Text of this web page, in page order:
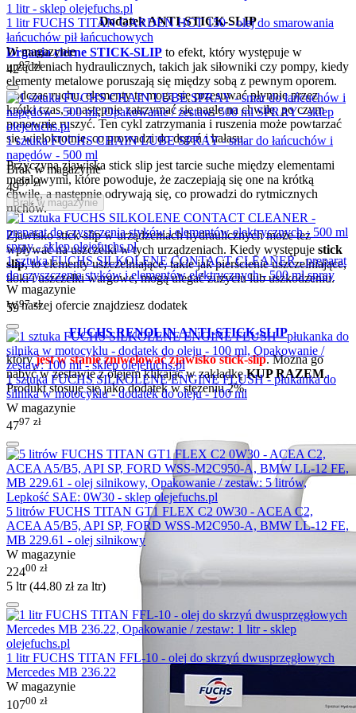
Dodatek ANTI-STICK-SLIP
Drgania cierne STICK-SLIP to efekt, który występuje w
urządzeniach hydraulicznych, takich jak siłowniki czy pompy, kiedy
elementy metalowe poruszają się między sobą z pewnym oporem.
Podczas ruchu, elementy te mogą się przesuwać płynnie przez
krótki czas, a następnie zatrzymać się nagle na chwilę, po czym
ponownie ruszyć. Ten cykl zatrzymania i ruszenia może powtarzać
się wielokrotnie, co prowadzi do drgań i hałasu.
Przyczyną zjawiska stick slip jest tarcie suche między elementami
metalowymi, które powoduje, że zaczepiają się one na krótką
chwilę, a następnie odrywają się, co prowadzi do rytmicznych
ruchów.
Zjawisko stick-slip w urządzeniach hydraulicznych może też
wpływać na uszczelki w tych urządzeniach. Kiedy występuje stick
slip, to elementy uszczelniające, takie jak pierścienie uszczelniające,
tłoki i uszczelki wargowe, mogą ulegać zużyciu lub uszkodzeniu.
W naszej ofercie znajdziesz dodatek
FUCHS RENOLIN ANTI-STICK-SLIP
któryjest w stanie zniwelować zjawisko stick-slip. Można go
nabyć w zestawie z olejem klikając w zakładkęKUP RAZEM.
Produkt stosuje się jako dodatek w stężeniu 2%.
1 litr FUCHS TITAN GARDEN HCT 150 - olej do smarowania
łańcuchów pił łańcuchowych
W magazynie
4297 zł
1 sztuka FUCHS CHAIN LUBE SPRAY - smar do łańcuchów i
napędów - 500 ml
Brak w magazynie
4997 zł
Brak w magazynie
1 sztuka FUCHS SILKOLENE CONTACT CLEANER - preparat
do czyszczenia styków i elementów elektrycznych - 500 ml spray
W magazynie
5997 zł
1 sztuka FUCHS SILKOLENE ENGINE FLUSH - płukanka do
silnika w motocyklu - dodatek do oleju - 100 ml
W magazynie
4797 zł
5 litrów FUCHS TITAN GT1 FLEX C2 0W30 - ACEA C2,
ACEA A5/B5, API SP, FORD WSS-M2C950-A, BMW LL-12 FE,
MB 229.61 - olej silnikowy
W magazynie
22400 zł
5 ltr (44.80 złza ltr)
1 litr FUCHS TITAN FFL-10 - olej do skrzyń dwusprzęgłowych
Mercedes MB 236.22
W magazynie
10700 zł